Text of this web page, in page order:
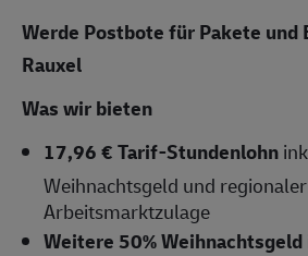
Werde Postbote für Pakete und
Rauxel
Was wir bieten
17,96 € Tarif-Stundenlohn
Weihnachtsgeld und regionaler
Arbeitsmarktzulage
Weitere 50% Weihnachtsgeld